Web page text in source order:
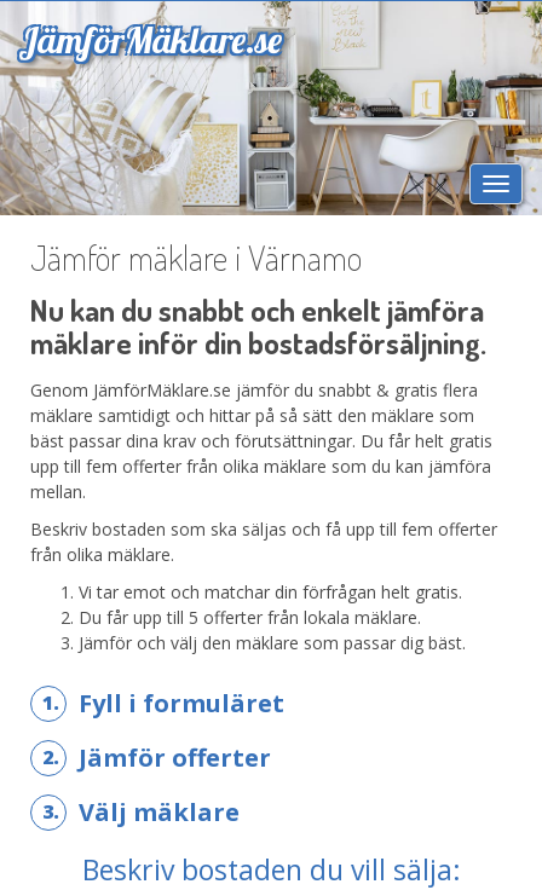
JämförMäklare.se
Jämför mäklare i Värnamo
Nu kan du snabbt och enkelt jämföra
mäklare inför din bostadsförsäljning.
Genom JämförMäklare.se jämför du snabbt & gratis flera
mäklare samtidigt och hittar på så sätt den mäklare som
bäst passar dina krav och förutsättningar. Du får helt gratis
upp till fem offerter från olika mäklare som du kan jämföra
mellan.
Beskriv bostaden som ska säljas och få upp till fem offerter
från olika mäklare.
Vi tar emot och matchar din förfrågan helt gratis.
Du får upp till 5 offerter från lokala mäklare.
Jämför och välj den mäklare som passar dig bäst.
1. Fyll i formuläret
2. Jämför offerter
3. Välj mäklare
Beskriv bostaden du vill sälja: